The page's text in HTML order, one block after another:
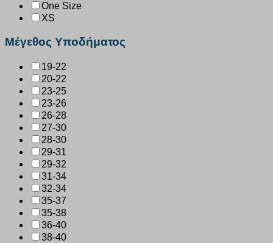
One Size
XS
Μέγεθος Υποδήματος
19-22
20-22
23-25
23-26
26-28
27-30
28-30
29-31
29-32
31-34
32-34
35-37
35-38
36-40
38-40